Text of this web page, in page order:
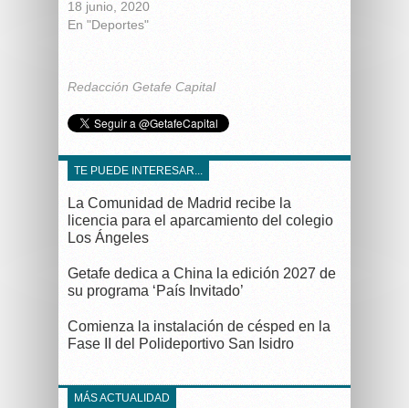
18 junio, 2020
En "Deportes"
Redacción Getafe Capital
TE PUEDE INTERESAR...
La Comunidad de Madrid recibe la
licencia para el aparcamiento del colegio
Los Ángeles
Getafe dedica a China la edición 2027 de
su programa ‘País Invitado’
Comienza la instalación de césped en la
Fase II del Polideportivo San Isidro
MÁS ACTUALIDAD